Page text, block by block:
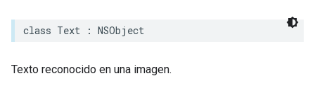
class Text : NSObject
Texto reconocido en una imagen.